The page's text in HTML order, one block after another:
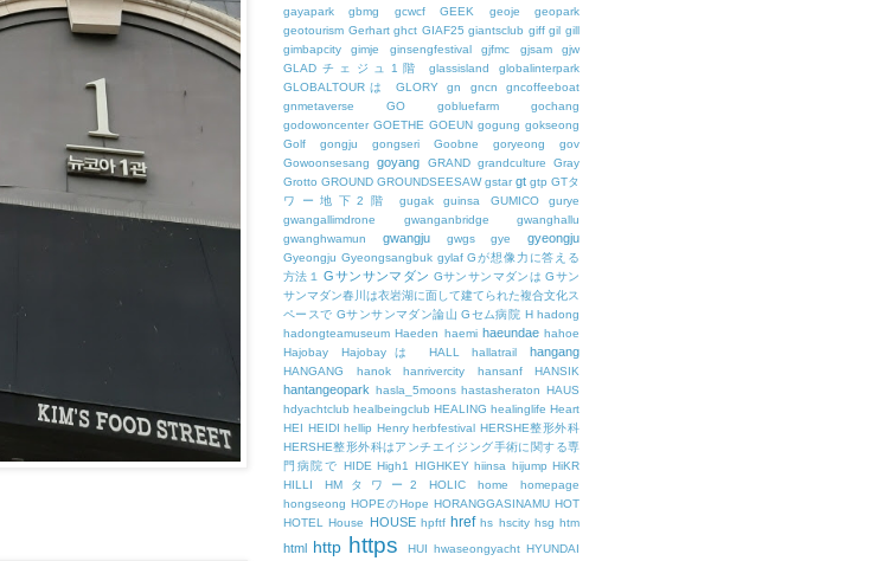
gayapark
gbmg gcwcf GEEK geoje
geopark
geotourism Gerhart ghct GIAF25 giantsclub giff gil gill
gimbapcity
gimje ginsengfestival gjfmc gjsam
gjw
GLADチェジュ1階
glassisland
globalinterpark
GLOBALTOURは
GLORY gn gncn
gncoffeeboat
gnmetaverse
GO gobluefarm
gochang
godowoncenter GOETHE GOEUN gogung gokseong
Golf
gongju gongseri Goobne goryeong
gov
Gowoonsesang
goyang GRAND grandculture
Gray
Grotto GROUND GROUNDSEESAW gstar gt gtp GTタ
ワー地下2階
gugak guinsa GUMICO
gurye
gwangallimdrone
gwanganbridge
gwanghallu
gwanghwamun
gwangju gwgs gye gyeongju
Gyeongju Gyeongsangbuk gylaf Gが想像力に答える
方法１
Gサンサンマダン Gサンサンマダンは Gサン
サンマダン春川は衣岩湖に面して建てられた複合文化ス
ペースで Gサンサンマダン論山 Gセム病院 H hadong
hadongteamuseum Haeden haemi haeundae hahoe
Hajobay
Hajobayは HALL hallatrail hangang
HANGANG hanok hanrivercity hansanf HANSIK
hantangeopark hasla_5moons hastasheraton HAUS
hdyachtclub healbeingclub HEALING healinglife Heart
HEI HEIDI hellip Henry herbfestival HERSHE整形外科
HERSHE整形外科はアンチエイジング手術に関する専
門病院で HIDE High1 HIGHKEY hiinsa hijump HiKR
HILLI
HMタワー2 HOLIC home
homepage
hongseong HOPEのHope HORANGGASINAMU HOT
HOTEL
House HOUSE hpftf href hs hscity hsg htm
html http https HUI hwaseongyacht HYUNDAI